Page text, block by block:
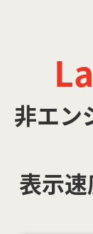
非エン
表示